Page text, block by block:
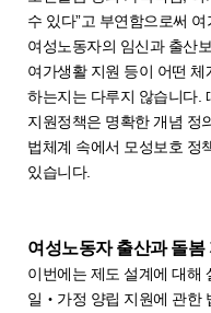
수 있다”고 부연함으로써
여성노동자의 임신과 출산
여가생활 지원 등이 어떤
하는지는 다루지 않습니다.
지원정책은 명확한 개념 정
법체계 속에서 모성보호 정
있습니다.
여성노동자 출산과 돌봄
이번에는 제도 설계에 대해
일‧가정 양립 지원에 관한